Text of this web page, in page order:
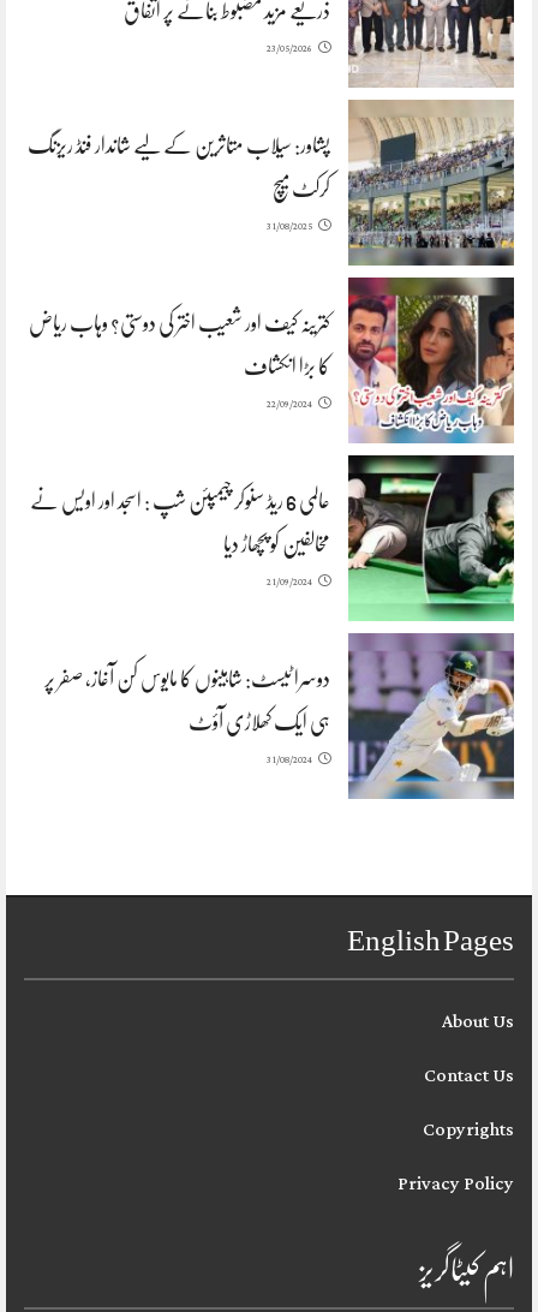
ذریعے مزید مضبوط بنانے پر اتفاق
23/05/2026
پشاور: سیلاب متاثرین کے لیے شاندار فنڈ ریزنگ
کرکٹ میچ
31/08/2025
کترینہ کیف اور شعیب اختر کی دوستی؟ وہاب ریاض
کا بڑا انکشاف
22/09/2024
عالمی 6 ریڈ سنوکر چیمپئن شپ : اسجد اور اویس نے
مخالفین کو پچھاڑ دیا
21/09/2024
دوسرا ٹیسٹ: شاہینوں کا مایوس کن آغاز، صفر پر
ہی ایک کھلاڑی آؤٹ
31/08/2024
English Pages
About Us
Contact Us
Copyrights
Privacy Policy
اہم کیٹاگریز